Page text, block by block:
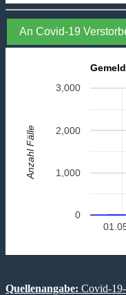
An Covid-19
0
1,000
2,000
3,000
Anzahl Fälle
Quellenangabe: Covid-